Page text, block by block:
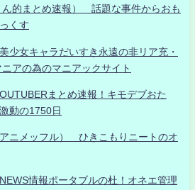
ん的まとめ速報） 話題な事件からおも
くす
少女キャラだいすき永遠の非リア充・
アの為のマニアックサイト
まとめ速報！キモデブおた
動の1750日
ニメッフル） ひきこもりニートのオ
情報ポータブルの杜！オネエ管理